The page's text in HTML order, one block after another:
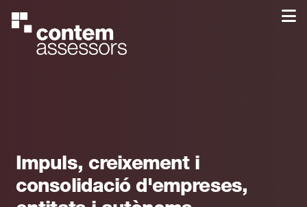
Impuls, creixement i
consolidació d'empreses,